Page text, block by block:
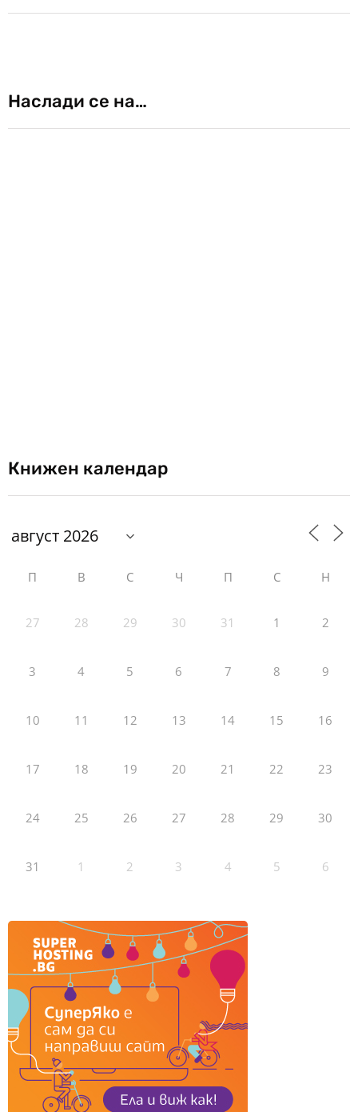
Наслади се на…
Книжен календар
П В С Ч П С Н
27 28 29 30 31 1 2
3 4 5 6 7 8 9
10 11 12 13 14 15 16
17 18 19 20 21 22 23
24 25 26 27 28 29 30
31 1 2 3 4 5 6